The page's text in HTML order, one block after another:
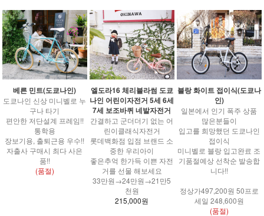
베른 민트(도쿄나인)
도쿄나인 신상 미니벨로 누
구나 타기
편안한 저단설계 프레임!!
통학용
장보기용, 출퇴근용 우수!!
자출사 구매시 최다 사은
품!!
(품절)
엘도라16 체리블라썸 도쿄
나인 어린이자전거 5세 6세
7세 보조바퀴 네발자전거
간결하고 군더더기 없는 어
린이클래식자전거
롯데백화점 입점 브랜드 소
중한 우리아이
좋은추억 한가득 이쁜 자전
거를 선물 해보세요
33만원→24만원→21만5
천원
215,000원
블랑 화이트 접이식(도쿄나
인)
일본에서 인기 폭주 상품
많은분들이
입고를 희망했던 도쿄나인
접이식
미니벨로 블랑 입고완료 조
기품절예상 선착순 발송합
니다!!
정상가497,200원 50프로
세일 248,600원
(품절)